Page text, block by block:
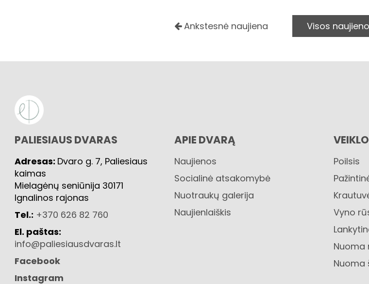
Ankstesnė naujiena Visos
PALIESIAUS DVARAS
Adresas: Dvaro g. 7, Paliesiaus
kaimas
Mielagėnų seniūnija 30171
Ignalinos rajonas
Tel.: +370 626 82 760
El. paštas:
info@paliesiausdvaras.lt
Facebook
Instagram
APIE DVARĄ
Naujienos
Socialinė atsakomybė
Nuotraukų galerija
Naujienlaiškis
Poilsis
Vyno
Nuoma
Nuoma